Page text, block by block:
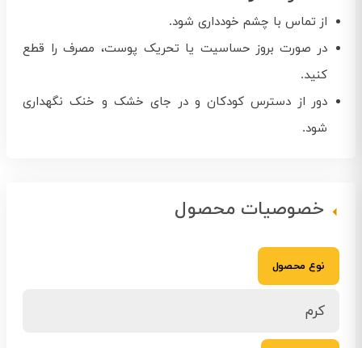
از تماس با چشم خودداری شود.
در صورت بروز حساسیت یا تحریک پوست، مصرف را قطع
کنید.
دور از دسترس کودکان و در جای خشک و خنک نگهداری
شود.
خصوصیات محصول
نوع محصول
کرم